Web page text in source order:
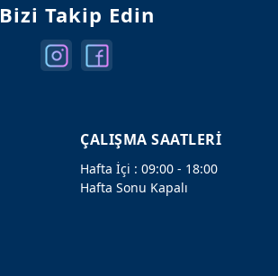
Bizi Takip Edin
ÇALIŞMA SAATLERİ
Hafta İçi : 09:00 - 18:00
Hafta Sonu Kapalı